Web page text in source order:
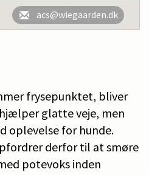
acs@wiegaarden.dk
frysepunktet, bliver
glatte veje, men
oplevelse for hunde.
derfor til at smøre
potevoks inden